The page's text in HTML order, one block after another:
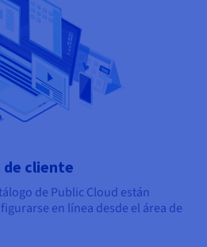
de cliente
de Public Cloud están
en línea desde el área de